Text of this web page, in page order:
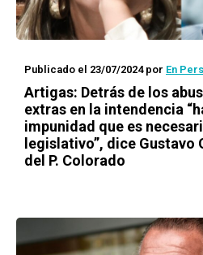
Publicado el 23/07/2024por En
Artigas: Detrás de los
extras en la intendencia
impunidad que es
legislativo”, dice
del P. Colorado